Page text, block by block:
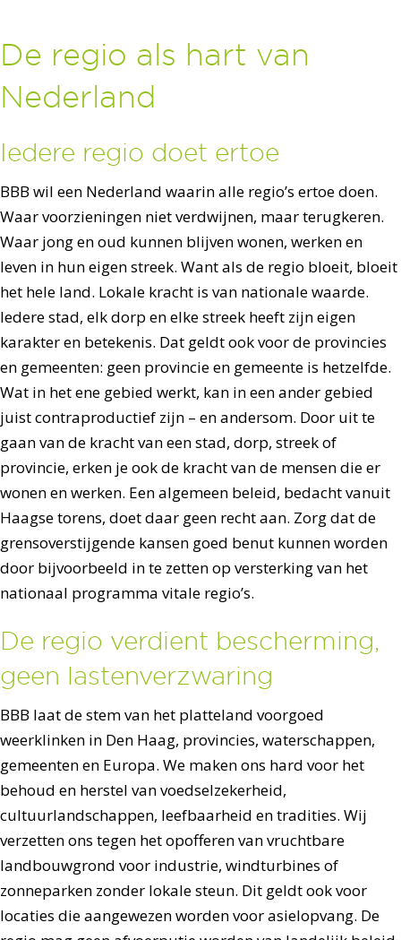
De regio als hart van
Nederland
Iedere regio doet ertoe
BBB wil een Nederland waarin alle regio’s ertoe doen.
Waar voorzieningen niet verdwijnen, maar terugkeren.
Waar jong en oud kunnen blijven wonen, werken en
leven in hun eigen streek. Want als de regio bloeit, bloeit
het hele land. Lokale kracht is van nationale waarde.
Iedere stad, elk dorp en elke streek heeft zijn eigen
karakter en betekenis. Dat geldt ook voor de provincies
en gemeenten: geen provincie en gemeente is hetzelfde.
Wat in het ene gebied werkt, kan in een ander gebied
juist contraproductief zijn – en andersom. Door uit te
gaan van de kracht van een stad, dorp, streek of
provincie, erken je ook de kracht van de mensen die er
wonen en werken. Een algemeen beleid, bedacht vanuit
Haagse torens, doet daar geen recht aan. Zorg dat de
grensoverstijgende kansen goed benut kunnen worden
door bijvoorbeeld in te zetten op versterking van het
nationaal programma vitale regio’s.
De regio verdient bescherming,
geen lastenverzwaring
BBB laat de stem van het platteland voorgoed
weerklinken in Den Haag, provincies, waterschappen,
gemeenten en Europa. We maken ons hard voor het
behoud en herstel van voedselzekerheid,
cultuurlandschappen, leefbaarheid en tradities. Wij
verzetten ons tegen het opofferen van vruchtbare
landbouwgrond voor industrie, windturbines of
zonneparken zonder lokale steun. Dit geldt ook voor
locaties die aangewezen worden voor asielopvang. De